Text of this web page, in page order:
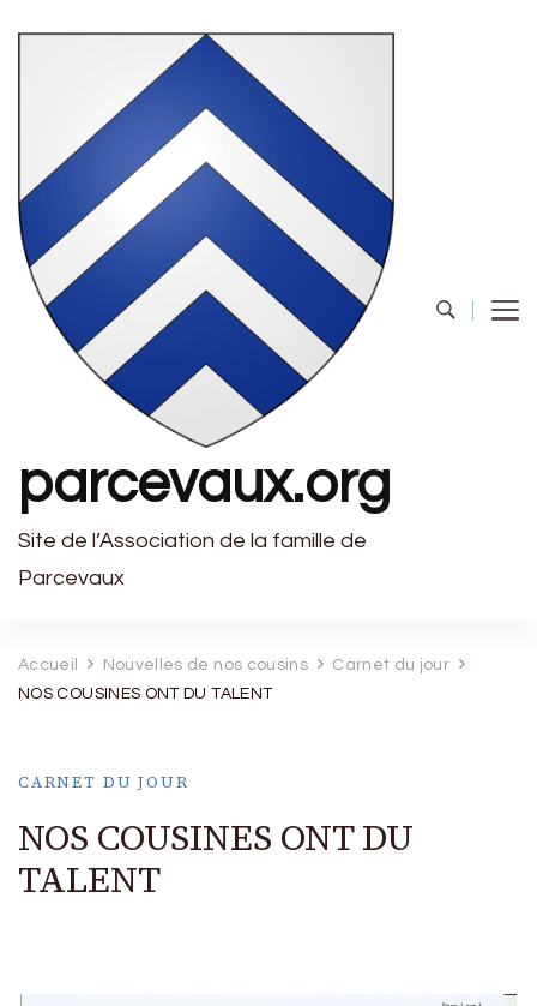
parcevaux.org
Site de l’Association de la famille de
Parcevaux
Accueil Nouvelles de nos cousins
Carnet du jour
NOS COUSINES ONT DU TALENT
CARNET DU JOUR
NOS COUSINES ONT DU
TALENT